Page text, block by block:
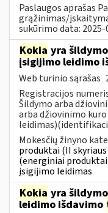
Paslaugos aprašas
grąžinimas/
sukūrimo data:
Kokia yra
įsigijimo leidimo
Web turinio sąrašas
Registracijos
Šildymo arba
arba džiovinimo
Mokesčių žinyno
produktai (II
(energiniai
įsigijimo leidimas
Kokia yra
leidimo išdavimo